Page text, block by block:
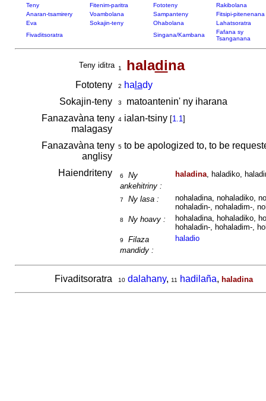
Teny Fitenim-paritra Fototeny
Rakibolana
Anaran-tsamirery
Voambolana Sampanteny
Fitsipi-pitenenana
Eva
Sokajin-teny Ohabolana
Lahatsoratra
Fivaditsoratra
Singana/Kambana
Fafana sy
Tsanganana
Teny iditra 1 haladina
Fototeny 2 ha lady
Sokajin-teny
3
matoantenin' ny iharana
Fanazavàna teny
malagasy
4ialan-tsiny [1.1]
Fanazavàna teny
anglisy
5to be apologized to, to be
Haiendriteny 6
Ny
ankehitriny :
haladina, haladiko,
7 Ny lasa :
nohaladina, nohaladiko,
nohaladin-, nohaladim-,
8 Ny hoavy :
hohaladina, hohaladiko,
hohaladin-, hohaladim-,
9
Filaza
mandidy :
haladio
Fivaditsoratra 10 dalahany, 11 hadilaña, haladina